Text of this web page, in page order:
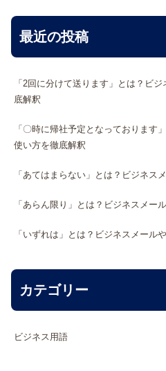
最近の投稿
「2回に分けて送ります」とは？ビ
底解釈
「〇時に帰社予定となっております
使い方を徹底解釈
「あてはまらない」とは？ビジネス
「あらん限り」とは？ビジネスメー
「いずれは」とは？ビジネスメール
カテゴリー
ビジネス用語